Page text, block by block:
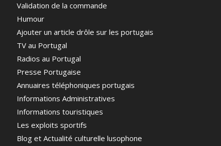
Validation de la commande
Humour
Ajouter un article drôle sur les portugais
TV au Portugal
Radios au Portugal
Presse Portugaise
Annuaires téléphoniques portugais
Informations Administratives
Informations touristiques
Les exploits sportifs
Blog et Actualité culturelle lusophone